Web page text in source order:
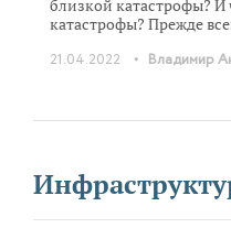
близкой катастрофы? И
катастрофы? Прежде
короткий период
то, во что люди верят,
21.04.2022 • Владимир